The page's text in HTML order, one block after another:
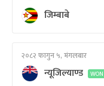
जिम्बाबे
२०८२ फागुन ५, मंगलबार
न्यूजिल्याण्ड WON